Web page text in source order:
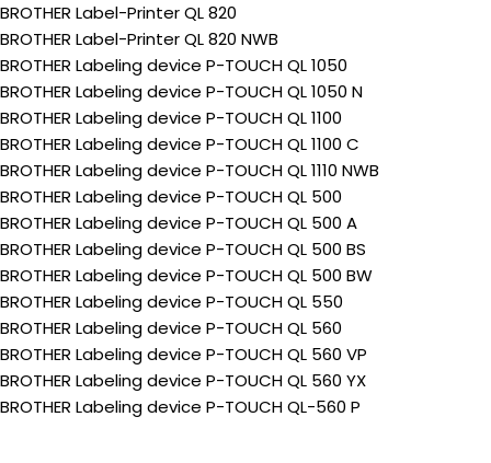
BROTHER Label-Printer QL 820
BROTHER Label-Printer QL 820 NWB
BROTHER Labeling device P-TOUCH QL 1050
BROTHER Labeling device P-TOUCH QL 1050 N
BROTHER Labeling device P-TOUCH QL 1100
BROTHER Labeling device P-TOUCH QL 1100 C
BROTHER Labeling device P-TOUCH QL 1110 NWB
BROTHER Labeling device P-TOUCH QL 500
BROTHER Labeling device P-TOUCH QL 500 A
BROTHER Labeling device P-TOUCH QL 500 BS
BROTHER Labeling device P-TOUCH QL 500 BW
BROTHER Labeling device P-TOUCH QL 550
BROTHER Labeling device P-TOUCH QL 560
BROTHER Labeling device P-TOUCH QL 560 VP
BROTHER Labeling device P-TOUCH QL 560 YX
BROTHER Labeling device P-TOUCH QL-560 P